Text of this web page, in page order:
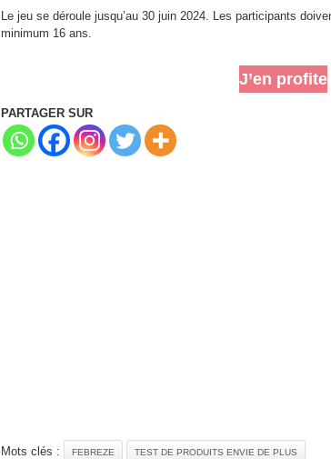
Le jeu se déroule jusqu’au 30 juin 2024. Les participants
minimum 16 ans.
J’en profite
PARTAGER SUR
Mots clés : FEBREZE TEST DE PRODUITS ENVIE DE PLUS